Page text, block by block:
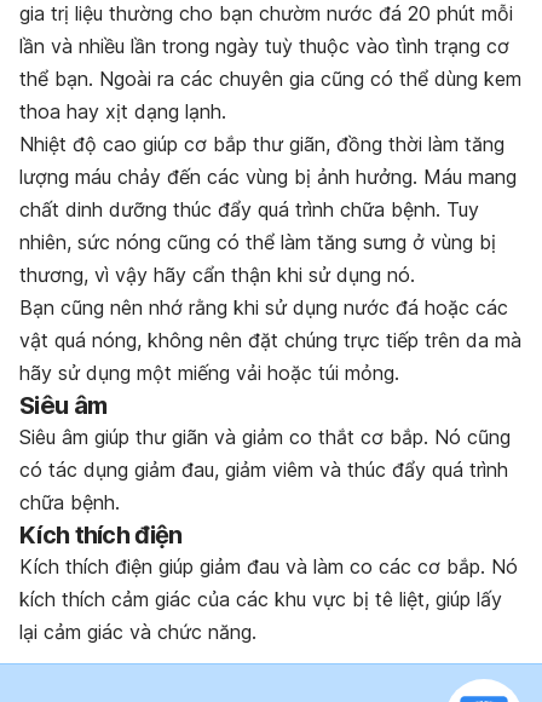
gia trị liệu thường cho bạn chườm nước đá 20 phút mỗi
lần và nhiều lần trong ngày tuỳ thuộc vào tình trạng cơ
thể bạn. Ngoài ra các chuyên gia cũng có thể dùng kem
thoa hay xịt dạng lạnh.
Nhiệt độ cao giúp cơ bắp thư giãn, đồng thời làm tăng
lượng máu chảy đến các vùng bị ảnh hưởng. Máu mang
chất dinh dưỡng thúc đẩy quá trình chữa bệnh. Tuy
nhiên, sức nóng cũng có thể làm tăng sưng ở vùng bị
thương, vì vậy hãy cẩn thận khi sử dụng nó.
Bạn cũng nên nhớ rằng khi sử dụng nước đá hoặc các
vật quá nóng, không nên đặt chúng trực tiếp trên da mà
hãy sử dụng một miếng vải hoặc túi mỏng.
Siêu âm
Siêu âm giúp thư giãn và giảm co thắt cơ bắp. Nó cũng
có tác dụng giảm đau, giảm viêm và thúc đẩy quá trình
chữa bệnh.
Kích thích điện
Kích thích điện giúp giảm đau và làm co các cơ bắp. Nó
kích thích cảm giác của các khu vực bị tê liệt, giúp lấy
lại cảm giác và chức năng.